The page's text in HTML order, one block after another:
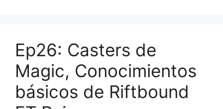
Ep26: Casters de
Magic, Conocimientos
básicos de Riftbound